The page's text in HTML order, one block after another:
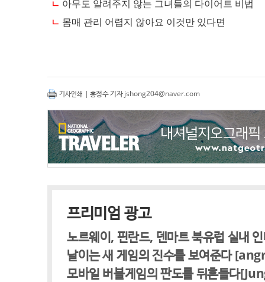
기사인쇄 | 홍정수 기자jshong204@naver.com
프리미엄 광고
노르웨이, 핀란드, 덴마트 북유럽 실내
날이는 새 게임의 진수를 보여준다
모바일 버블게임의 판도를 뒤흔들다